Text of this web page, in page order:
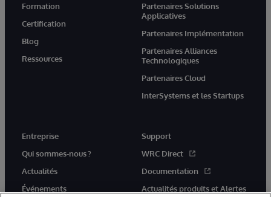
Formation
Certification
Blog
Ressources
Partenaires Solutions
Applicatives
Partenaires Implémentation
Partenaires Alliances
Technologiques
Partenaires Cloud
InterSystems et les Startups
Entreprise
Qui sommes-nous ?
Actualités
Événements
Support
WRC Direct
Documentation
Actualités produits et Alertes